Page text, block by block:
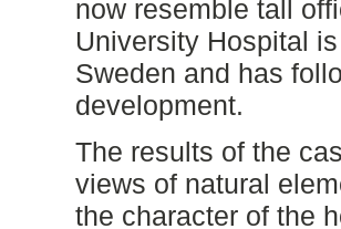
now resemble tall
University Hospital
Sweden and has
development.
The results of the
views of natural
the character of the